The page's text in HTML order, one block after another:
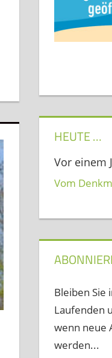
HEUTE …
Vor einem
Vom
Bleiben Sie
Laufenden
wenn neue
werden...